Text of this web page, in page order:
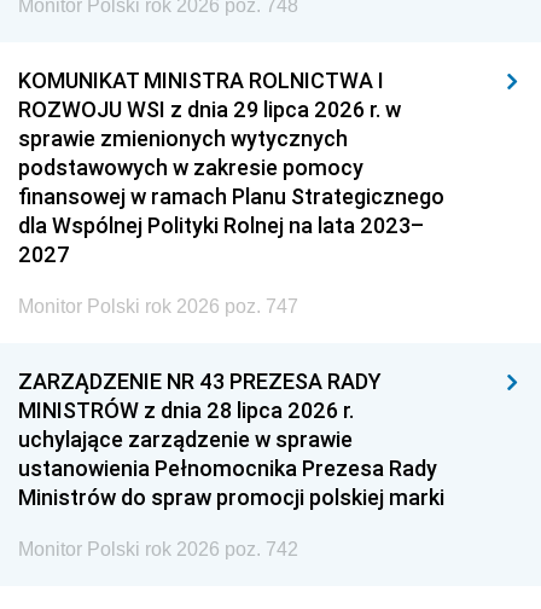
Monitor Polski rok 2026 poz. 748
KOMUNIKAT MINISTRA ROLNICTWA I
ROZWOJU WSI z dnia 29 lipca 2026 r. w
sprawie zmienionych wytycznych
podstawowych w zakresie pomocy
finansowej w ramach Planu Strategicznego
dla Wspólnej Polityki Rolnej na lata 2023–
2027
Monitor Polski rok 2026 poz. 747
ZARZĄDZENIE NR 43 PREZESA RADY
MINISTRÓW z dnia 28 lipca 2026 r.
uchylające zarządzenie w sprawie
ustanowienia Pełnomocnika Prezesa Rady
Ministrów do spraw promocji polskiej marki
Monitor Polski rok 2026 poz. 742